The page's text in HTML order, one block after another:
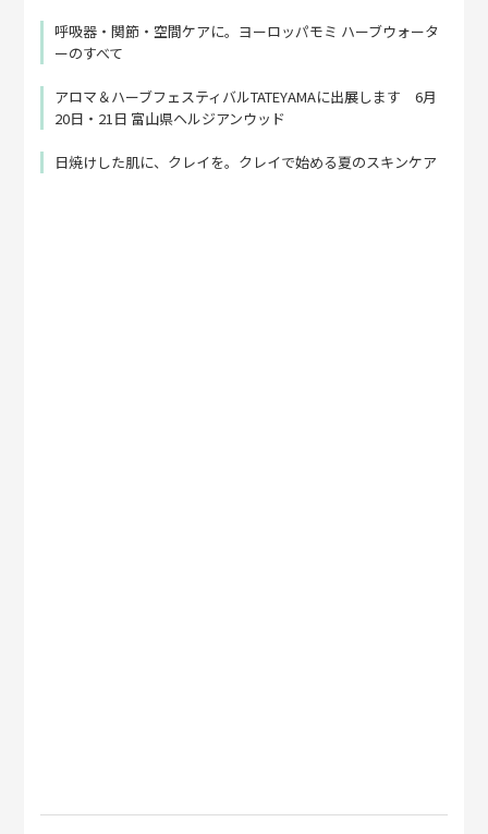
呼吸器・関節・空間ケアに。ヨーロッパモミ ハーブウォータ
ーのすべて
アロマ＆ハーブフェスティバルTATEYAMAに出展します 6月
20日・21日 富山県ヘルジアンウッド
日焼けした肌に、クレイを。クレイで始める夏のスキンケア